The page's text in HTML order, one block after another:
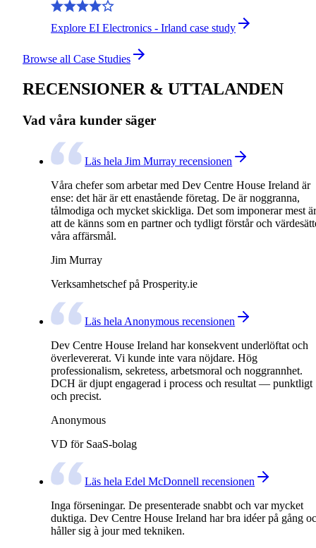
Explore EI Electronics - Irland case study
Browse all Case Studies
RECENSIONER & UTTALANDEN
Vad våra kunder säger
Läs hela Jim Murray recensionen
Våra chefer som arbetar med Dev Centre House Ireland är
ense: det här är ett enastående företag. De är noggranna,
tålmodiga och mycket skickliga. Det som imponerar mest är
att de känns som en partner och tydligt förstår och
våra affärsmål.
Jim Murray
Verksamhetschef på Prosperity.ie
Läs hela Anonymous recensionen
Dev Centre House Ireland har konsekvent underlöftat och
överlevererat. Vi kunde inte vara nöjdare. Hög
professionalism, sekretess, arbetsmoral och noggrannhet.
DCH är djupt engagerad i process och resultat — punktligt
och precist.
Anonymous
VD för SaaS-bolag
Läs hela Edel McDonnell recensionen
Inga förseningar. De presenterade snabbt och var mycket
duktiga. Dev Centre House Ireland har bra idéer på gång
håller sig à jour med tekniken.